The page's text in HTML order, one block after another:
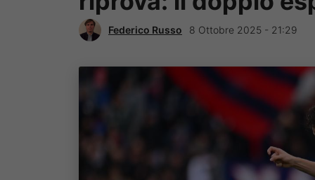
Federico Russo 8 Ottobre 2025 - 21:29